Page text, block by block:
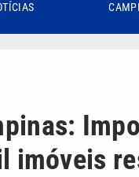
imóveis